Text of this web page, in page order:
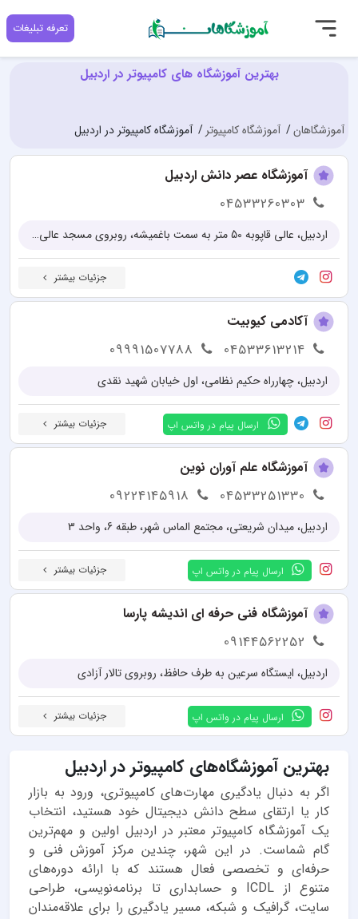
تعرفه تبلیغات
بهترین آموزشگاه های کامپیوتر در اردبیل
آموزشگاهان آموزشگاه کامپیوتر آموزشگاه کامپیوتر در اردبیل
آموزشگاه عصر دانش اردبیل
04533260303
اردبیل، عالی قاپوبه 50 متر به سمت باغمیشه، روبروی مسجد عالی قاپو
جزئیات بیشتر
آکادمی کیوبیت
04533613214
09991507788
اردبیل، چهارراه حکیم نظامی، اول خیابان شهید نقدی
ارسال پیام در واتس اپ جزئیات بیشتر
آموزشگاه علم آوران نوین
04533251330
09224145918
اردبیل، میدان شریعتی، مجتمع الماس شهر، طبقه 6، واحد 3
ارسال پیام در واتس اپ جزئیات بیشتر
آموزشگاه فنی حرفه ای اندیشه پارسا
09144562252
اردبیل، ایستگاه سرعین به طرف حافظ، روبروی تالار آزادی
ارسال پیام در واتس اپ جزئیات بیشتر
بهترین آموزشگاه‌های کامپیوتر در اردبیل
اگر به دنبال یادگیری مهارت‌های کامپیوتری، ورود به بازار
کار یا ارتقای سطح دانش دیجیتال خود هستید، انتخاب
یک آموزشگاه کامپیوتر معتبر در اردبیل اولین و مهم‌ترین
گام شماست. در این شهر، چندین مرکز آموزش فنی و
حرفه‌ای و تخصصی فعال هستند که با ارائه دوره‌های
متنوع از ICDL و حسابداری تا برنامه‌نویسی، طراحی
سایت، گرافیک و شبکه، مسیر یادگیری را برای علاقه‌مندان